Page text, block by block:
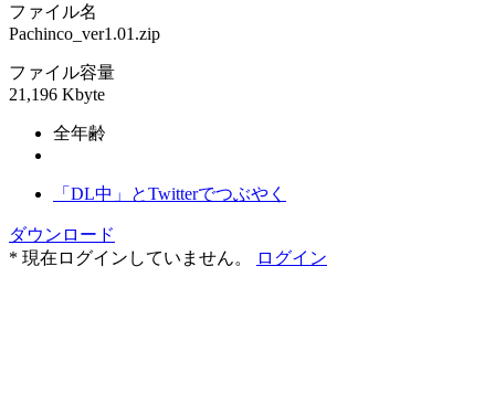
ファイル名
Pachinco_ver1.01.zip
ファイル容量
21,196 Kbyte
全年齢
「DL中」とTwitterでつぶやく
ダウンロード
* 現在ログインしていません。
ログイン